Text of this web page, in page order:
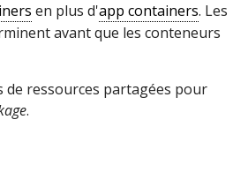
en plus d'app containers. Les
avant que les conteneurs
de ressources partagées pour
.